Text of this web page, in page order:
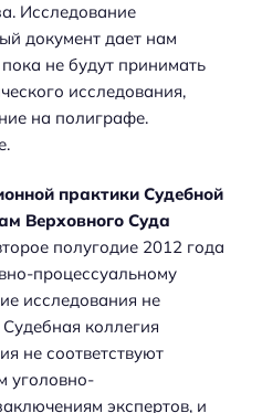
Исследование
документ дает нам
не будут принимать
исследования,
на полиграфе.
практики Судебной
Верховного Суда
полугодие 2012 года
процессуальному
исследования не
коллегия
не соответствуют
уголовно-
экспертов, и